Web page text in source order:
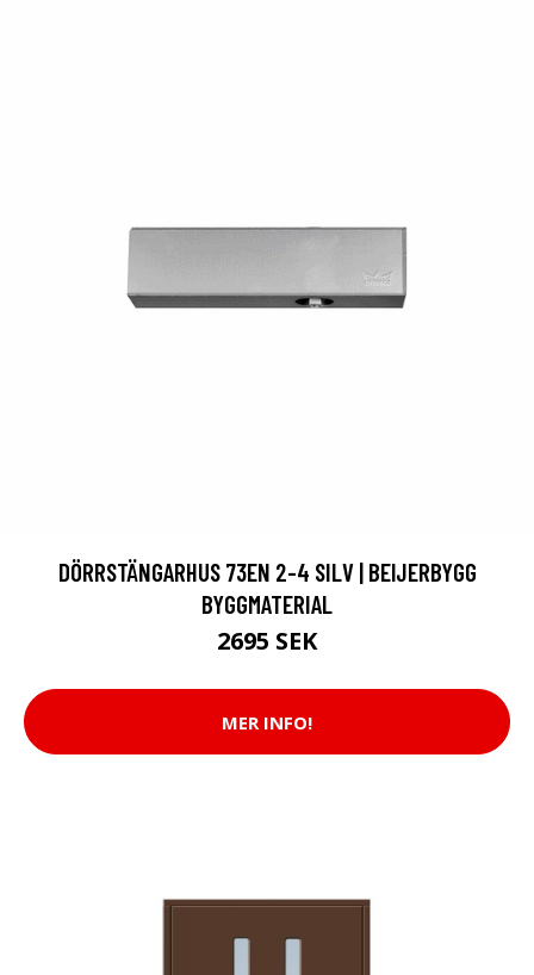
DÖRRSTÄNGARHUS 73EN 2-4 SILV | BEIJERBYGG
BYGGMATERIAL
2695 SEK
MER INFO!